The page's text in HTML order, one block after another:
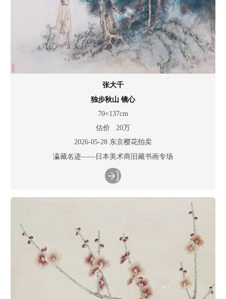
张大千
独步秋山 镜心
70×137cm
估价 20万
2026-05-28 东京樱花拍卖
瀛藏名迹——日本美术商旧藏书画专场